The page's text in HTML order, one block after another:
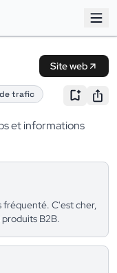
Site web
trafic
et informations
fréquenté. C'est cher,
B2B.